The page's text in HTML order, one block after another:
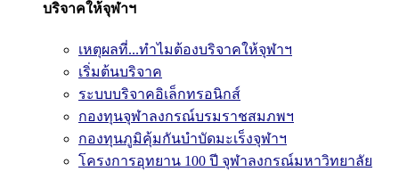
บริจาคให้จุฬาฯ
เหตุผลที่...ทำไมต้องบริจาคให้จุฬาฯ
เริ่มต้นบริจาค
ระบบบริจาคอิเล็กทรอนิกส์
กองทุนจุฬาลงกรณ์บรมราชสมภพฯ
กองทุนภูมิคุ้มกันบำบัดมะเร็งจุฬาฯ
โครงการอุทยาน 100 ปี จุฬาลงกรณ์มหาวิทยาลัย